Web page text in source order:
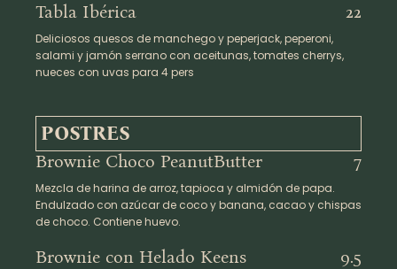
Tabla Ibérica 22
Deliciosos quesos de manchego y peperjack, peperoni,
salami y jamón serrano con aceitunas, tomates cherrys,
nueces con uvas para 4 pers
POSTRES
Brownie Choco PeanutButter 7
Mezcla de harina de arroz, tapioca y almidón de papa.
Endulzado con azúcar de coco y banana, cacao y chispas
de choco. Contiene huevo.
Brownie con Helado Keens 9.5